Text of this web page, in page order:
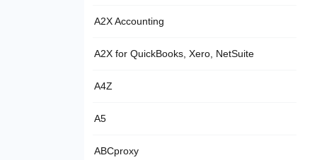
A2X Accounting
A2X for QuickBooks, Xero, NetSuite
A4Z
A5
ABCproxy